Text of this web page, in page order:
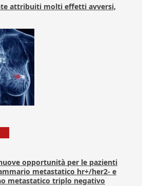
attribuiti molti effetti avversi,
opportunità per le pazienti
metastatico hr+/her2- e
metastatico triplo negativo